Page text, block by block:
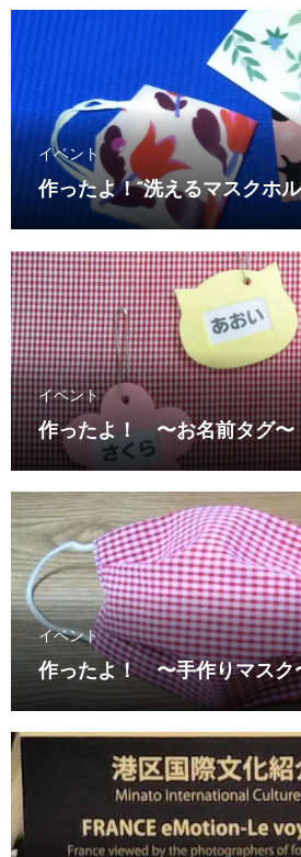
イベント
作ったよ！“洗えるマスクホ
イベント
作ったよ！ 〜お名前タグ〜
イベント
作ったよ！ 〜手作りマスク